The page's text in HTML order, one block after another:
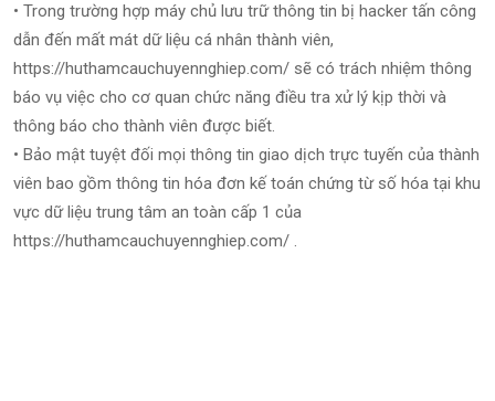
• Trong trường hợp máy chủ lưu trữ thông tin bị hacker tấn công
dẫn đến mất mát dữ liệu cá nhân thành viên,
https://huthamcauchuyennghiep.com/ sẽ có trách nhiệm thông
báo vụ việc cho cơ quan chức năng điều tra xử lý kịp thời và
thông báo cho thành viên được biết.
• Bảo mật tuyệt đối mọi thông tin giao dịch trực tuyến của thành
viên bao gồm thông tin hóa đơn kế toán chứng từ số hóa tại khu
vực dữ liệu trung tâm an toàn cấp 1 của
https://huthamcauchuyennghiep.com/ .